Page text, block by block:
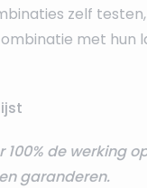
zelf
met hun
100% de werking
garanderen.